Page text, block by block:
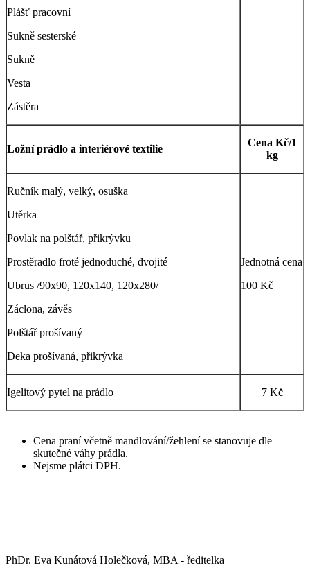
Plášť pracovní
Sukně sesterské
Sukně
Vesta
Zástěra
Ložní prádlo a interiérové textilie
Cena Kč/1
kg
Ručník malý, velký, osuška
Utěrka
Povlak na polštář, přikrývku
Prostěradlo froté jednoduché, dvojité
Ubrus /90x90, 120x140, 120x280/
Záclona, závěs
Polštář prošívaný
Deka prošívaná, přikrývka
Jednotná cena
100 Kč
Igelitový pytel na prádlo 7 Kč
Cena praní včetně mandlování/žehlení se stanovuje dle
skutečné váhy prádla.
Nejsme plátci DPH.
PhDr. Eva Kunátová Holečková, MBA - ředitelka